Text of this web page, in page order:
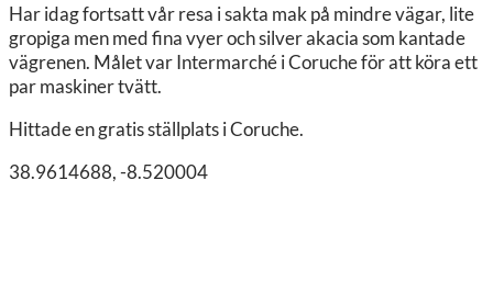
Har idag fortsatt vår resa i sakta mak på mindre vägar, lite
gropiga men med fina vyer och silver akacia som kantade
vägrenen. Målet var Intermarché i Coruche för att köra ett
par maskiner tvätt.
Hittade en gratis ställplats i Coruche.
38.9614688, -8.520004